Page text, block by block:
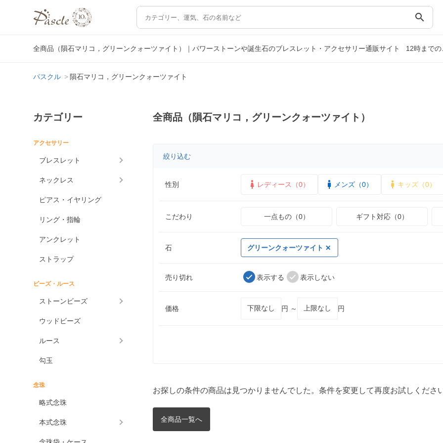
search
全商品（隕石マリコ，グリーンクォーツァイト）｜パワーストーンや誕生石のブレスレット・アクセサリー通販サイト 12時まで
パスクル 隕石マリコ，グリーンクォーツァイト
カテゴリー
アクセサリー
ブレスレット
ネックレス
ピアス・イヤリング
リング・指輪
アンクレット
ストラップ
ビーズ・ルース
ストーンビーズ
ウッドビーズ
ルース
勾玉
念珠
略式念珠
本式念珠
全商品（隕石マリコ，グリーンクォーツァイト）
絞り込む
性別 レディース（0） メンズ（0） キッズ（0）
こだわり 一点もの（0） ギフト対応（0）
石 グリーンクォーツァイト
売り切れ 表示する 表示しない
価格 円 ～ 円
お探しの条件の商品は見つかりませんでした。条件を変更して再度お試しください
全商品一覧へ